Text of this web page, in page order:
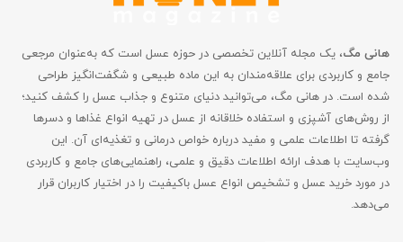
هانی مگ، یک مجله آنلاین تخصصی در حوزه عسل است که به‌عنوان مرجعی
جامع و کاربردی برای علاقه‌مندان به این ماده طبیعی و شگفت‌انگیز طراحی
شده است. در هانی مگ، می‌توانید دنیای متنوع و جذاب عسل را کشف کنید؛
از روش‌های آشپزی و استفاده خلاقانه از عسل در تهیه انواع غذاها و دسرها
گرفته تا اطلاعات علمی و مفید درباره خواص درمانی و تغذیه‌ای آن. این
وب‌سایت با هدف ارائه اطلاعات دقیق و علمی، راهنمایی‌های جامع‌ و کاربردی
در مورد خرید عسل و تشخیص انواع عسل باکیفیت را در اختیار کاربران قرار
می‌دهد.